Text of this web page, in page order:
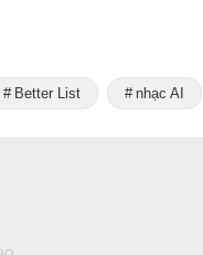
Better List nhạc AI